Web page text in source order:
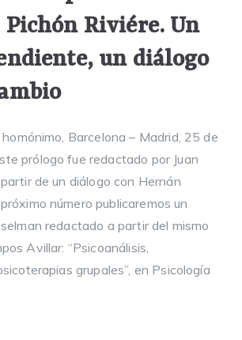
Pichón Riviére. Un
un diálogo
Barcelona – Madrid, 25 de
prólogo fue redactado por Juan
de un diálogo con Hernán
número publicaremos un
redactado a partir del mismo
Avillar: “Psicoanálisis,
grupales”, en Psicología